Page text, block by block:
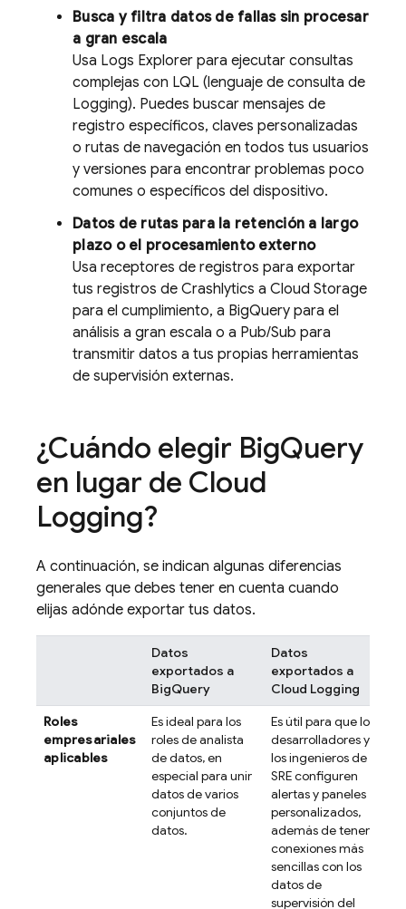
Busca y filtra datos de fallas sin procesar
a gran escala
Usa Logs Explorer para ejecutar consultas
complejas con LQL (lenguaje de consulta de
Logging). Puedes buscar mensajes de
registro específicos, claves personalizadas
o rutas de navegación en todos tus usuarios
y versiones para encontrar problemas poco
comunes o específicos del dispositivo.
Datos de rutas para la retención a largo
plazo o el procesamiento externo
Usa receptores de registros para exportar
tus registros de Crashlytics a Cloud Storage
para el cumplimiento, a BigQuery para el
análisis a gran escala o a Pub/Sub para
transmitir datos a tus propias herramientas
de supervisión externas.
¿Cuándo elegir BigQuery
en lugar de Cloud
Logging?
A continuación, se indican algunas diferencias
generales que debes tener en cuenta cuando
elijas adónde exportar tus datos.
Datos
exportados a
BigQuery
Datos
exportados a
Cloud Logging
Roles
empresariales
aplicables
Es ideal para los
roles de analista
de datos, en
especial para unir
datos de varios
conjuntos de
datos.
Es útil para que los
desarrolladores y
los ingenieros de
SRE configuren
alertas y paneles
personalizados,
además de tener
conexiones más
sencillas con los
datos de
supervisión del